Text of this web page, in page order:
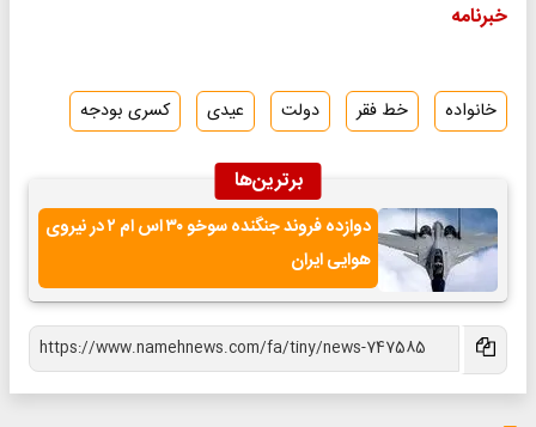
خبرنامه
خانواده خط فقر دولت عیدی کسری بودجه
برترین‌ها
دوازده فروند جنگنده سوخو ۳۰ اس ام ۲ در نیروی
هوایی ایران